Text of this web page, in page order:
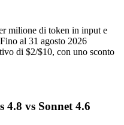
milione di token in input e
al 31 agosto 2026
di $2/$10, con uno sconto
4.8 vs Sonnet 4.6